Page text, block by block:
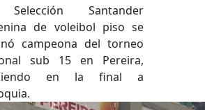
Santander
de voleibol piso se
campeona del torneo
sub 15 en Pereira,
en la final a